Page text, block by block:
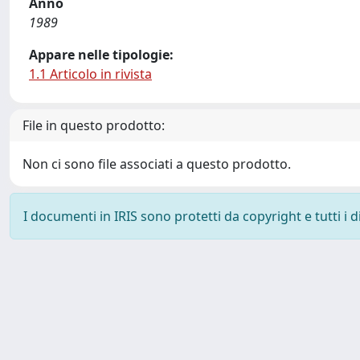
1989
Appare nelle tipologie:
1.1 Articolo in rivista
File in questo prodotto:
Non ci sono file associati a questo prodotto.
I documenti in IRIS sono protetti da copyright e tutti i